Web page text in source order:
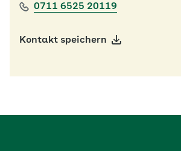
0711 6525 20119
Kontakt speichern